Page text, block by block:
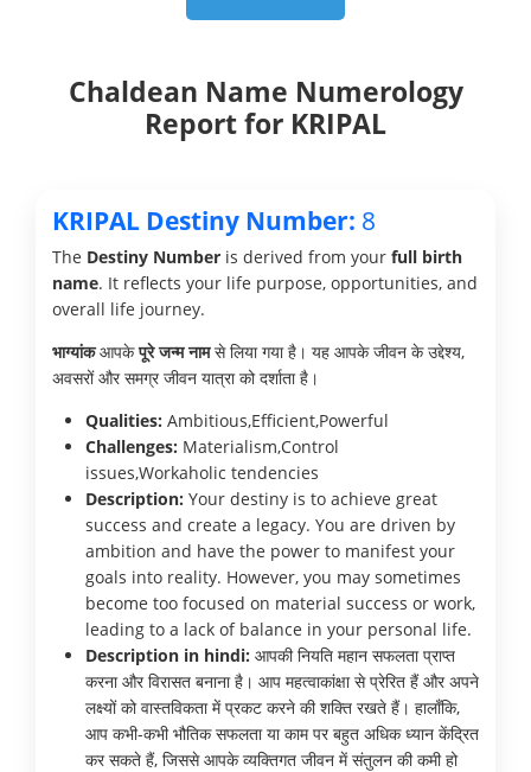
Chaldean Name Numerology
Report for KRIPAL
KRIPAL Destiny Number: 8
The Destiny Number is derived from your full birth
name. It reflects your life purpose, opportunities, and
overall life journey.
भाग्यांकआपकेपूरे जन्म नामसे लिया गया है। यह आपके जीवन के उद्देश्य,
अवसरों और समग्र जीवन यात्रा को दर्शाता है।
Qualities: Ambitious,Efficient,Powerful
Challenges: Materialism,Control
issues,Workaholic tendencies
Description: Your destiny is to achieve great
success and create a legacy. You are driven by
ambition and have the power to manifest your
goals into reality. However, you may sometimes
become too focused on material success or work,
leading to a lack of balance in your personal life.
Description in hindi: आपकी नियति महान सफलता प्राप्त
करना और विरासत बनाना है। आप महत्वाकांक्षा से प्रेरित हैं और अपने
लक्ष्यों को वास्तविकता में प्रकट करने की शक्ति रखते हैं। हालाँकि,
आप कभी-कभी भौतिक सफलता या काम पर बहुत अधिक ध्यान केंद्रित
कर सकते हैं, जिससे आपके व्यक्तिगत जीवन में संतुलन की कमी हो